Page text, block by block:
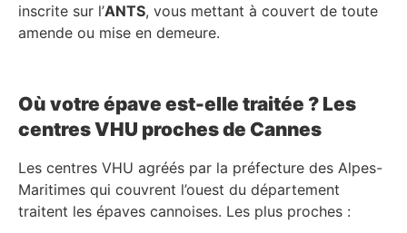
inscrite sur l’ANTS, vous mettant à couvert de toute
amende ou mise en demeure.
Où votre épave est-elle traitée ? Les
centres VHU proches de Cannes
Les centres VHU agréés par la préfecture des Alpes-
Maritimes qui couvrent l’ouest du département
traitent les épaves cannoises. Les plus proches :